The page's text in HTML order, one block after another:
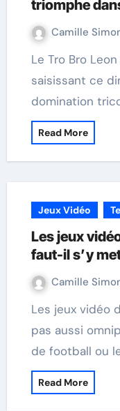
triomphe
Camille
Le Tro Bro Leon 2025 a offert un spectacle
saisissant ce
domination
Read More
Jeux Vidéo
Les jeux
faut-il s’y
Camille
Les jeux vidéo de tennis ne sont peut-être
pas aussi
de football ou
Read More